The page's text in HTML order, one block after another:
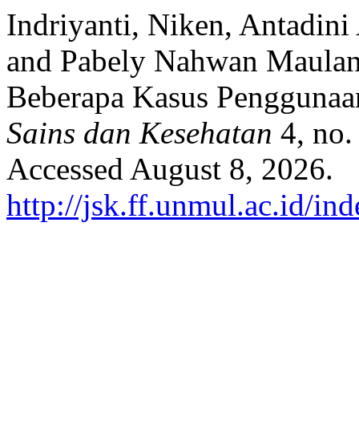
Indriyanti, Niken, Antadini
and Pabely Nahwan
Beberapa Kasus
Sains dan Kesehatan 4,
Accessed August 8, 2026.
http://jsk.ff.unmul.ac.id/